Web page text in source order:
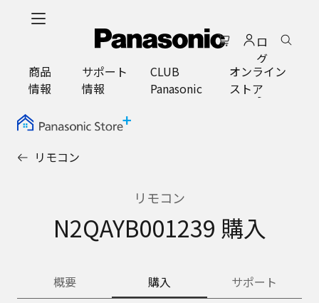
ロ
グ
イ
ン
商品
情報
サポート
情報
CLUB
Panasonic
オンライン
ストア
リモコン
リモコン
N2QAYB001239 購入
概要 購入 サポート